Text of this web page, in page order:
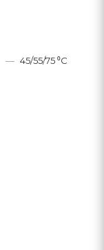
— 45/55/75 ⁰С